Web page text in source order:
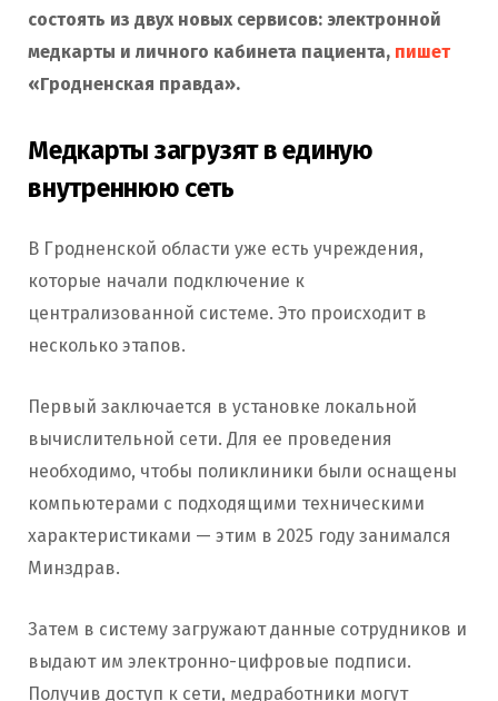
состоять из двух новых сервисов: электронной
медкарты и личного кабинета пациента, пишет
«Гродненская правда».
Медкарты загрузят в единую
внутреннюю сеть
В Гродненской области уже есть учреждения,
которые начали подключение к
централизованной системе. Это происходит в
несколько этапов.
Первый заключается в установке локальной
вычислительной сети. Для ее проведения
необходимо, чтобы поликлиники были оснащены
компьютерами с подходящими техническими
характеристиками — этим в 2025 году занимался
Минздрав.
Затем в систему загружают данные сотрудников и
выдают им электронно-цифровые подписи.
Получив доступ к сети, медработники могут